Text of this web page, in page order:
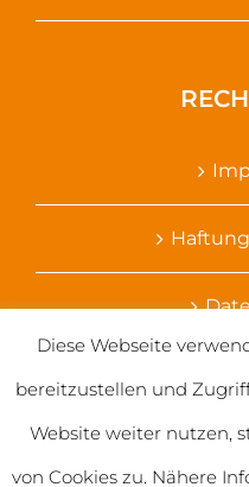
Diese Webseite
bereitzustellen und
Website weiter nutzen,
von Cookies zu. Nähere